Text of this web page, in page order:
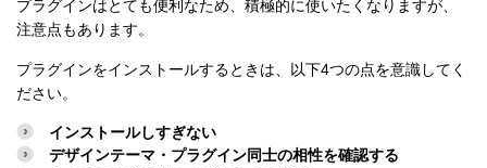
プラグインはとても便利なため、積極的に使いたくなりますが、
注意点もあります。
プラグインをインストールするときは、以下4つの点を意識してく
ださい。
インストールしすぎない
デザインテーマ・プラグイン同士の相性を確認する